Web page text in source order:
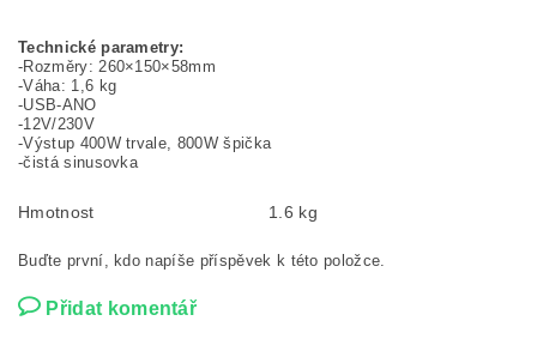
Technické parametry:
-Rozměry: 260×150×58mm
-Váha: 1,6 kg
-USB-ANO
-12V/230V
-Výstup 400W trvale, 800W špička
-čistá sinusovka
Hmotnost 1.6 kg
Buďte první, kdo napíše příspěvek k této položce.
Přidat komentář